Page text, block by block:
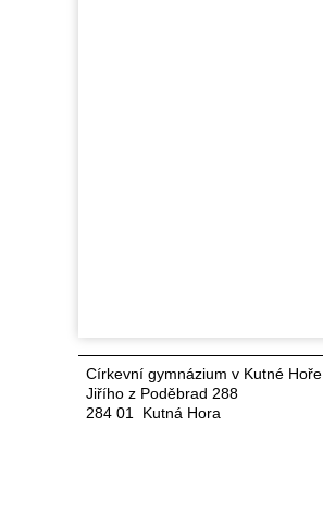
Církevní gymnázium v Kutné Hoře
Jiřího z Poděbrad 288
284 01 Kutná Hora